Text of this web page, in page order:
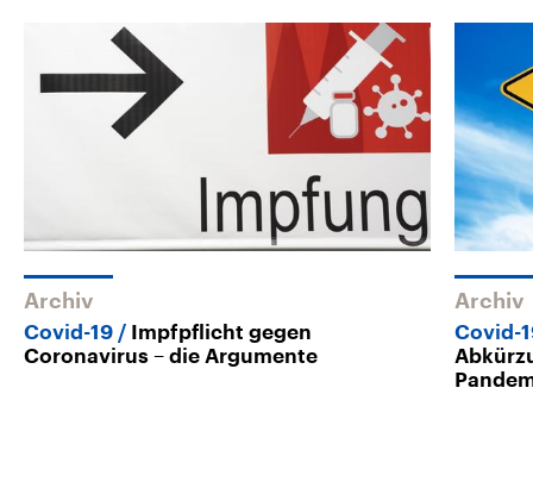
Archiv
Covid-19
Impfpflicht gegen
Coronavirus – die Argumente
Archiv
Covid-